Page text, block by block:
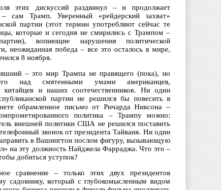
этих дискуссий раздвинул – и продолжает
– сам Трамп. Уверенный «рейдерский захват»
партии (этот термин употребляют сейчас те
которые и сегодня не смирились с Трампом –
вопиющие нарушения политической
неожиданная победа – все это осталось в мире,
8 ноября.
– это мир Трампа не правящего (пока), но
над смятенными умами американцев,
китайцев и наших соотечественников. Ни один
партии не решился бы повесить в
обрамленное письмо от Ричарда Никсона –
политика – Трампу можно:
внешней политики США не решился поставить
звонок от президента Тайваня. Ни один
в Вашингтон послом фигуру, вызывающую
на эту должность Найджела Фарраджа. Что это –
добиться уступок?
сравнение – только этих двух президентов
садовнику, который с глубокомысленным видом